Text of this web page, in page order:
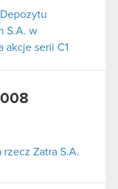
S.A. w
akcje serii C1
rzecz Zatra S.A.